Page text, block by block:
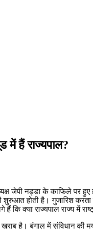
में हैं राज्यपाल?
जेपी नड्डा के काफिले पर
शुरुआत होती है। गुजारिश
क्‍या राज्‍यपाल राज्‍य में
है। बंगाल में संविधान की